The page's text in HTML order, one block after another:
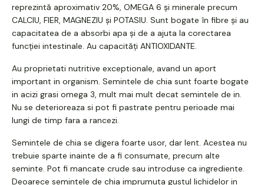
reprezintă aproximativ 20%, OMEGA 6 și minerale precum
CALCIU, FIER, MAGNEZIU și POTASIU. Sunt bogate în fibre și au
capacitatea de a absorbi apa și de a ajuta la corectarea
funcției intestinale. Au capacități ANTIOXIDANTE.
Au proprietati nutritive exceptionale, avand un aport
important in organism. Semintele de chia sunt foarte bogate
in acizi grasi omega 3, mult mai mult decat semintele de in.
Nu se deterioreaza si pot fi pastrate pentru perioade mai
lungi de timp fara a rancezi.
Semintele de chia se digera foarte usor, dar lent. Acestea nu
trebuie sparte inainte de a fi consumate, precum alte
seminte. Pot fi mancate crude sau introduse ca ingrediente.
Deoarece semintele de chia imprumuta gustul lichidelor in